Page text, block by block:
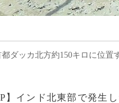
ダッカ北方約150キロに位置
】インド北東部で発生